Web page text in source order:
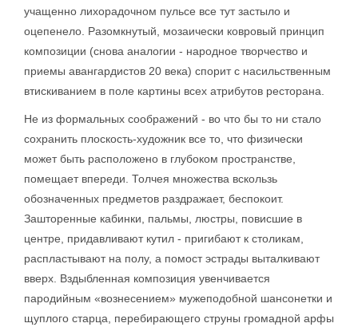
учащенно лихорадочном пульсе все тут застыло и
оцепенело. Разомкнутый, мозаически ковровый принцип
композиции (снова аналогии - народное творчество и
приемы авангардистов 20 века) спорит с насильственным
втискиванием в поле картины всех атрибутов ресторана.
Не из формальных соображений - во что бы то ни стало
сохранить плоскость-художник все то, что физически
может быть расположено в глубоком пространстве,
помещает впереди. Толчея множества вскользь
обозначенных предметов раздражает, беспокоит.
Зашторенные кабинки, пальмы, люстры, повисшие в
центре, придавливают кутил - пригибают к столикам,
распластывают на полу, а помост эстрады выталкивают
вверх. Вздыбленная композиция увенчивается
пародийным «вознесением» мужеподобной шансонетки и
щуплого старца, перебирающего струны громадной арфы